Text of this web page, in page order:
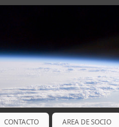
CONTACTO AREA DE SOCIO